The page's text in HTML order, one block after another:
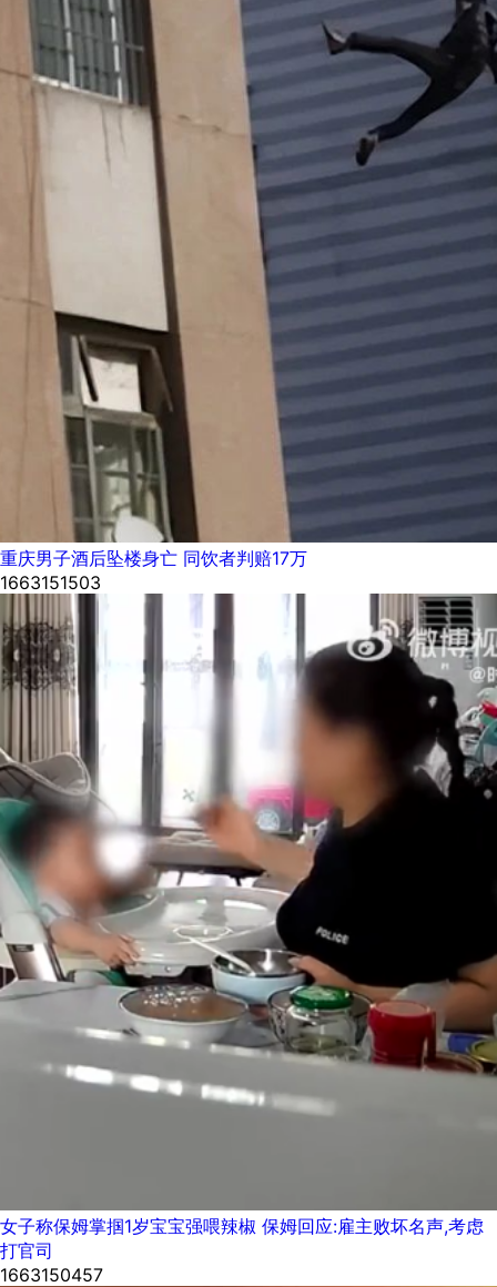
重庆男子酒后坠楼身亡 同饮者判赔17万
1663151503
女子称保姆掌掴1岁宝宝强喂辣椒 保姆回应:雇主败坏名声,考虑
打官司
1663150457